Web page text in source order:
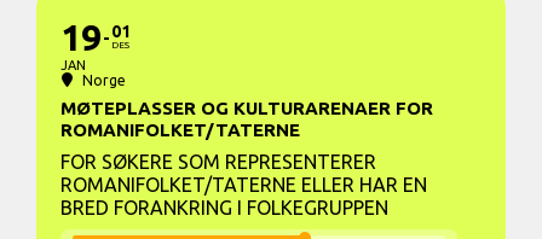
19
JAN
01
DES
Norge
MØTEPLASSER OG KULTURARENAER FOR
ROMANIFOLKET/TATERNE
FOR SØKERE SOM REPRESENTERER
ROMANIFOLKET/TATERNE ELLER HAR EN
BRED FORANKRING I FOLKEGRUPPEN